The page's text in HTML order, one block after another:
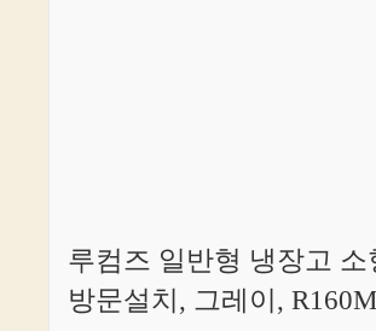
루컴즈 일반형 냉장고 소
방문설치, 그레이,